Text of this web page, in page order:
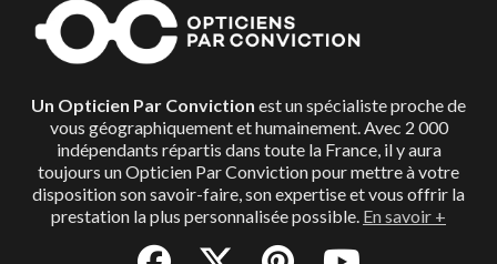
Un Opticien Par Conviction est un spécialiste proche de
vous géographiquement et humainement. Avec 2 000
indépendants répartis dans toute la France, il y aura
toujours un Opticien Par Conviction pour mettre à votre
disposition son savoir-faire, son expertise et vous offrir la
prestation la plus personnalisée possible. En savoir +